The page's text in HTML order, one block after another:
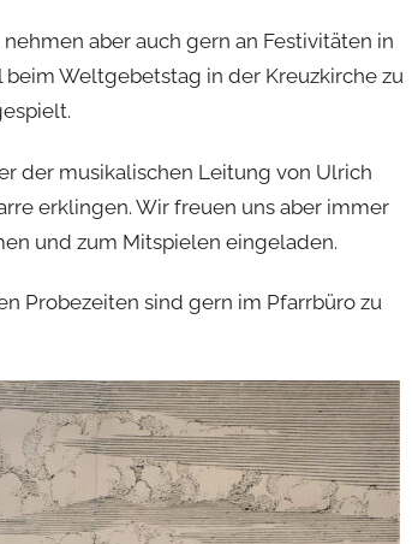
aber auch gern an Festivitäten in
Weltgebetstag in der Kreuzkirche zu
der musikalischen Leitung von Ulrich
erklingen. Wir freuen uns aber immer
und zum Mitspielen eingeladen.
Probezeiten sind gern im Pfarrbüro zu